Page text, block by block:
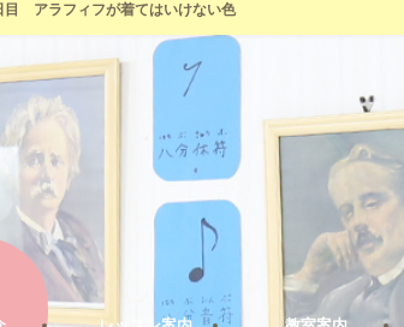
目 アラフィフが着てはいけない色